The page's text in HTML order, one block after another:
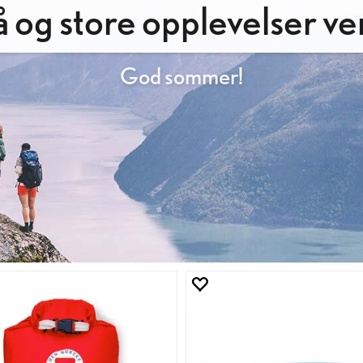
og store opplevelser
God sommer!